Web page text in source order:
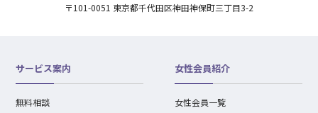
〒101-0051 東京都千代田区神田神保町三丁目3-2
サービス案内
無料相談
女性会員紹介
女性会員一覧